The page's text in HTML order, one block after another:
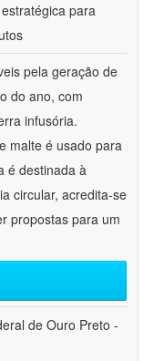
para
pela geração de
do ano, com
infusória.
malte é usado para
é destinada à
circular, acredita-se
propostas para um
de Ouro Preto -